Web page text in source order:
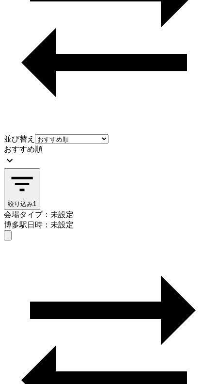
並び替え
おすすめ順
絞り込み1
会場タイプ：未設定
博多駅日時：未設定